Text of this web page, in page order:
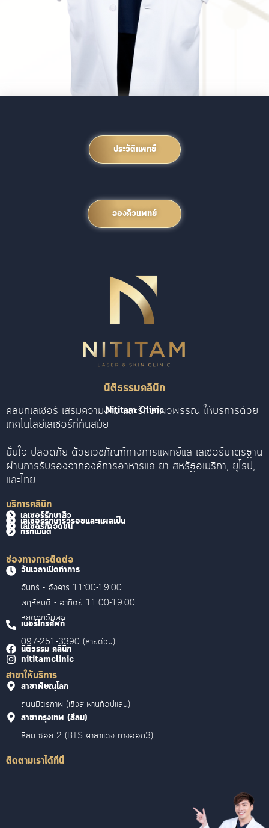
ประวัติแพทย์
จองคิวแพทย์
นิติธรรมคลินิก
Nititam Clinic
คลินิกเลเซอร์ เสริมความงาม และรักษาผิวพรรณ ให้บริการด้วย
เทคโนโลยีเลเซอร์ที่ทันสมัย
มั่นใจ ปลอดภัย ด้วยเวชภัณฑ์ทางการแพทย์และเลเซอร์มาตรฐาน
ผ่านการรับรองจากองค์การอาหารและยา สหรัฐอเมริกา, ยุโรป,
และไทย
บริการคลินิก
เลเซอร์รักษาสิว
เลเซอร์รักษาริ้วรอยและแผลเป็น
เลเซอร์กำจัดขน
ทรีทเม้นต์
ช่องทางการติดต่อ
วันเวลาเปิดทำการ
จันทร์ - อังคาร 11:00-19:00
พฤหัสบดี - อาทิตย์ 11:00-19:00
หยุดทุกวันพุธ
เบอร์โทรศัพท์
097-251-3390 (สายด่วน)
นิติธรรม คลินิก
nititamclinic
สาขาให้บริการ
สาขาพิษณุโลก
ถนนมิตรภาพ (เชิงสะพานท็อปแลน)
สาขากรุงเทพ (สีลม)
สีลม ซอย 2 (BTS ศาลาแดง ทางออก3)
ติดตามเราได้ที่นี่